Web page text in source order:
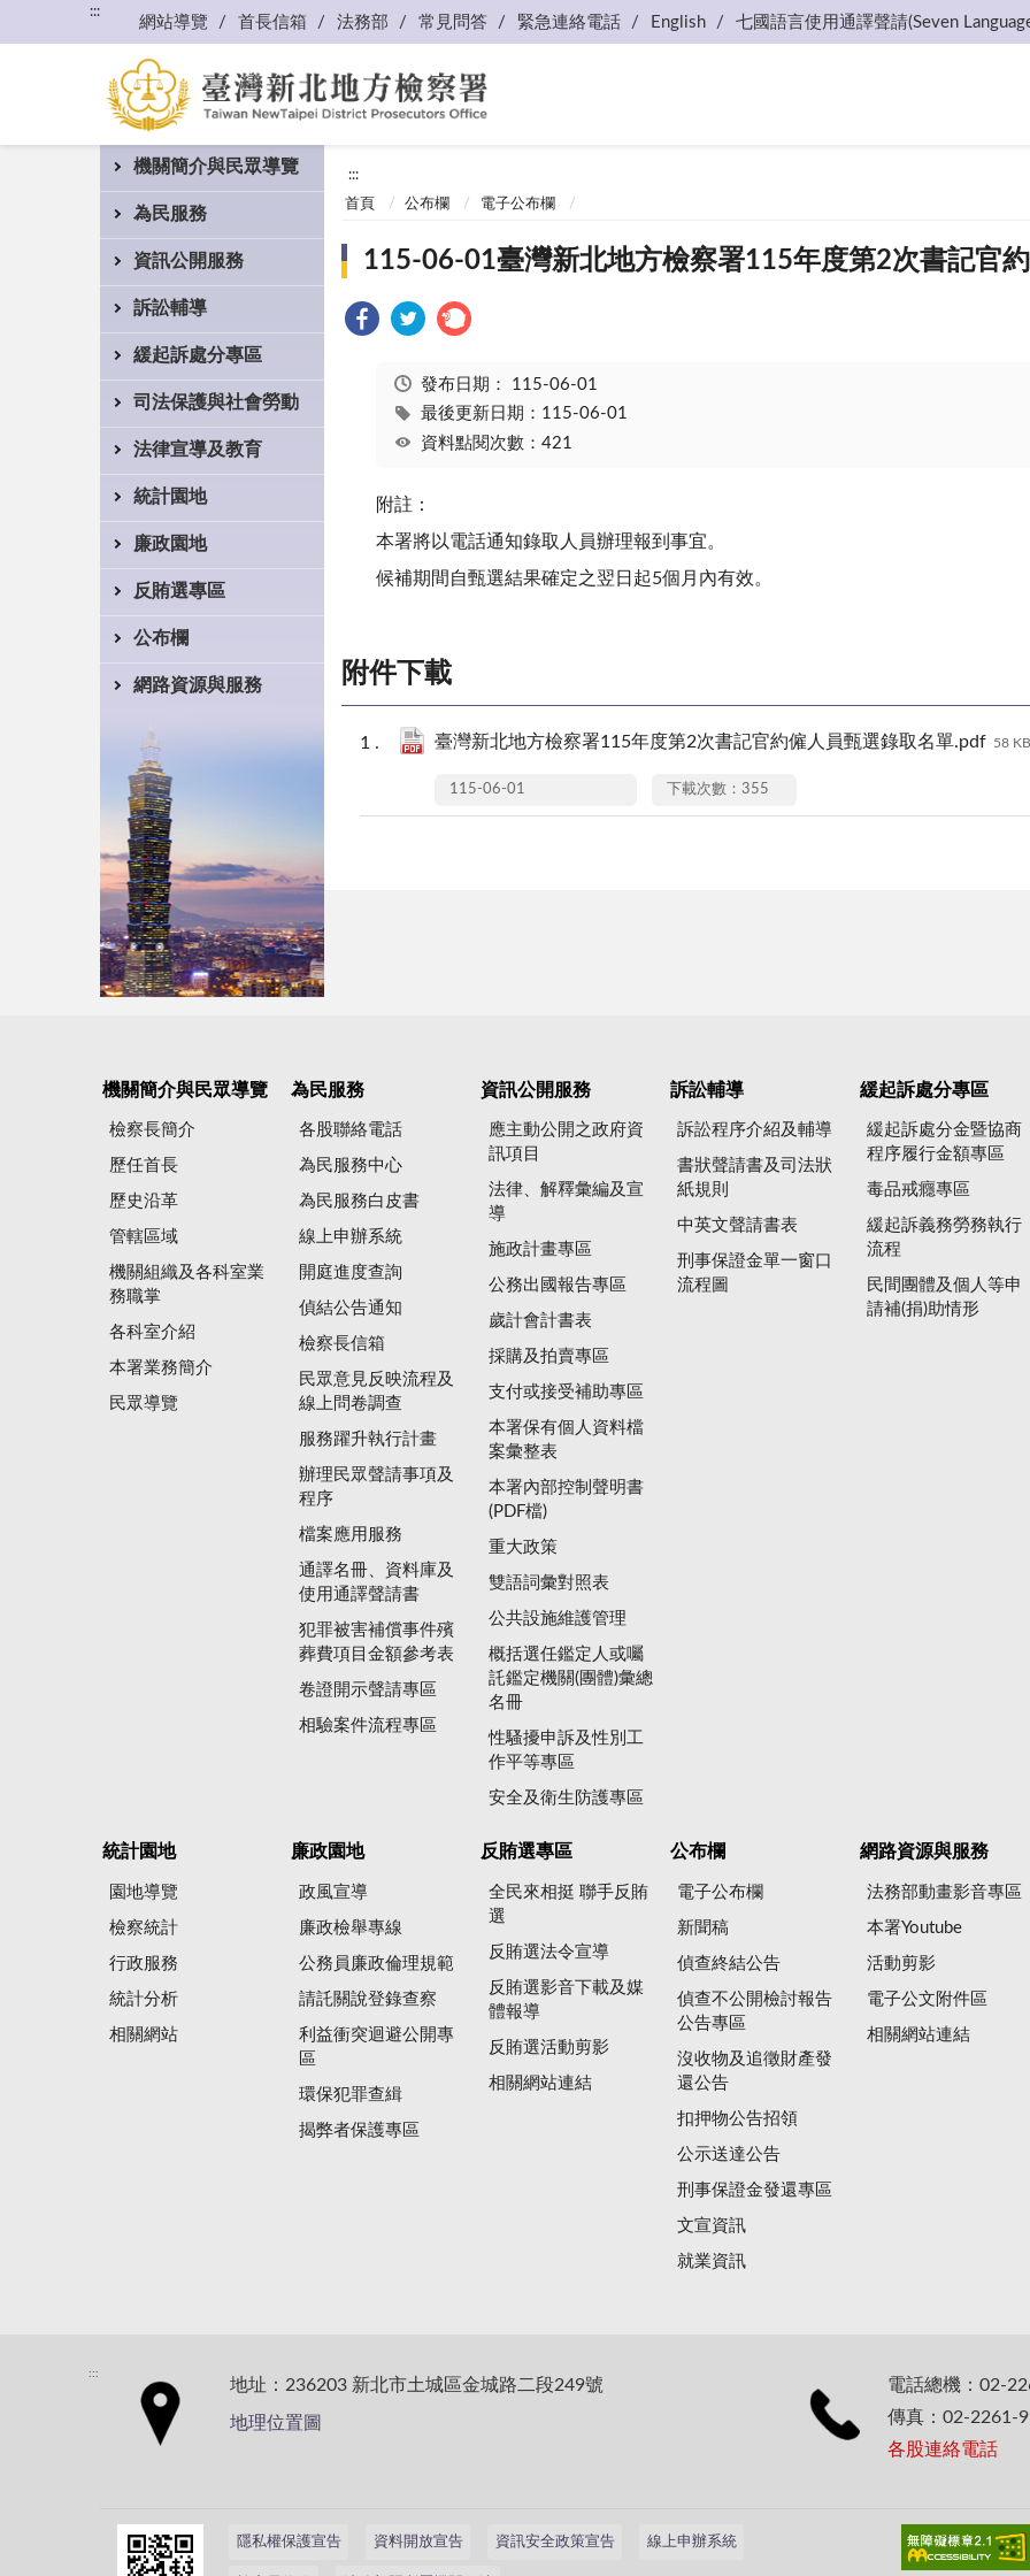
:::
網站導覽 首長信箱 法務部 常見問答 緊急連絡電話 English 七國語言使用通譯聲請(Seven
機關簡介與民眾導覽
為民服務
資訊公開服務
訴訟輔導
緩起訴處分專區
司法保護與社會勞動
法律宣導及教育
統計園地
廉政園地
反賄選專區
公布欄
網路資源與服務
:::
首頁 公布欄 電子公布欄
115-06-01臺灣新北地方檢察署115年度第2次書記官
發布日期： 115-06-01
最後更新日期：115-06-01
資料點閱次數：421
附註：
本署將以電話通知錄取人員辦理報到事宜。
候補期間自甄選結果確定之翌日起5個月內有效。
附件下載
臺灣新北地方檢察署115年度第2次書記官約僱人員甄選錄取名單.pdf 58 KB
115-06-01 下載次數：355
機關簡介與民眾導覽
檢察長簡介
歷任首長
歷史沿革
管轄區域
機關組織及各科室業
務職掌
各科室介紹
本署業務簡介
民眾導覽
為民服務
各股聯絡電話
為民服務中心
為民服務白皮書
線上申辦系統
開庭進度查詢
偵結公告通知
檢察長信箱
民眾意見反映流程及
線上問卷調查
服務躍升執行計畫
辦理民眾聲請事項及
程序
檔案應用服務
通譯名冊、資料庫及
使用通譯聲請書
犯罪被害補償事件殯
葬費項目金額參考表
卷證開示聲請專區
相驗案件流程專區
資訊公開服務
應主動公開之政府資
訊項目
法律、解釋彙編及宣
導
施政計畫專區
公務出國報告專區
歲計會計書表
採購及拍賣專區
支付或接受補助專區
本署保有個人資料檔
案彙整表
本署內部控制聲明書
(PDF檔)
重大政策
雙語詞彙對照表
公共設施維護管理
概括選任鑑定人或囑
託鑑定機關(團體)彙總
名冊
性騷擾申訴及性別工
作平等專區
安全及衛生防護專區
訴訟輔導
訴訟程序介紹及輔導
書狀聲請書及司法狀
紙規則
中英文聲請書表
刑事保證金單一窗口
流程圖
緩起訴處分專區
緩起訴處分金暨協商
程序履行金額專區
毒品戒癮專區
緩起訴義務勞務執行
流程
民間團體及個人等申
請補(捐)助情形
統計園地
園地導覽
檢察統計
行政服務
統計分析
相關網站
廉政園地
政風宣導
廉政檢舉專線
公務員廉政倫理規範
請託關說登錄查察
利益衝突迴避公開專
區
環保犯罪查緝
揭弊者保護專區
反賄選專區
全民來相挺 聯手反賄
選
反賄選法令宣導
反賄選影音下載及媒
體報導
反賄選活動剪影
相關網站連結
公布欄
電子公布欄
新聞稿
偵查終結公告
偵查不公開檢討報告
公告專區
沒收物及追徵財產發
還公告
扣押物公告招領
公示送達公告
刑事保證金發還專區
文宣資訊
就業資訊
網路資源與服務
法務部動畫影音專區
本署Youtube
活動剪影
電子公文附件區
相關網站連結
:::
地址：236203 新北市土城區金城路二段249號
地理位置圖
電話總機：02-
傳真：02-2261-
各股連絡電話
隱私權保護宣告 資料開放宣告 資訊安全政策宣告 線上申辦系統